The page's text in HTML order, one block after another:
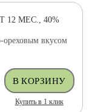
МЕС., 40%
вкусом
Купить в 1 клик